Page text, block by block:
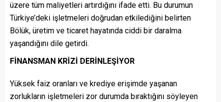
üzere tüm maliyetleri artırdığını ifade etti. Bu durumun
Türkiye’deki işletmeleri doğrudan etkilediğini belirten
Bölük, üretim ve ticaret hayatında ciddi bir daralma
yaşandığını dile getirdi.
FİNANSMAN KRİZİ DERİNLEŞİYOR
Yüksek faiz oranları ve krediye erişimde yaşanan
zorlukların işletmeleri zor durumda bıraktığını söyleyen